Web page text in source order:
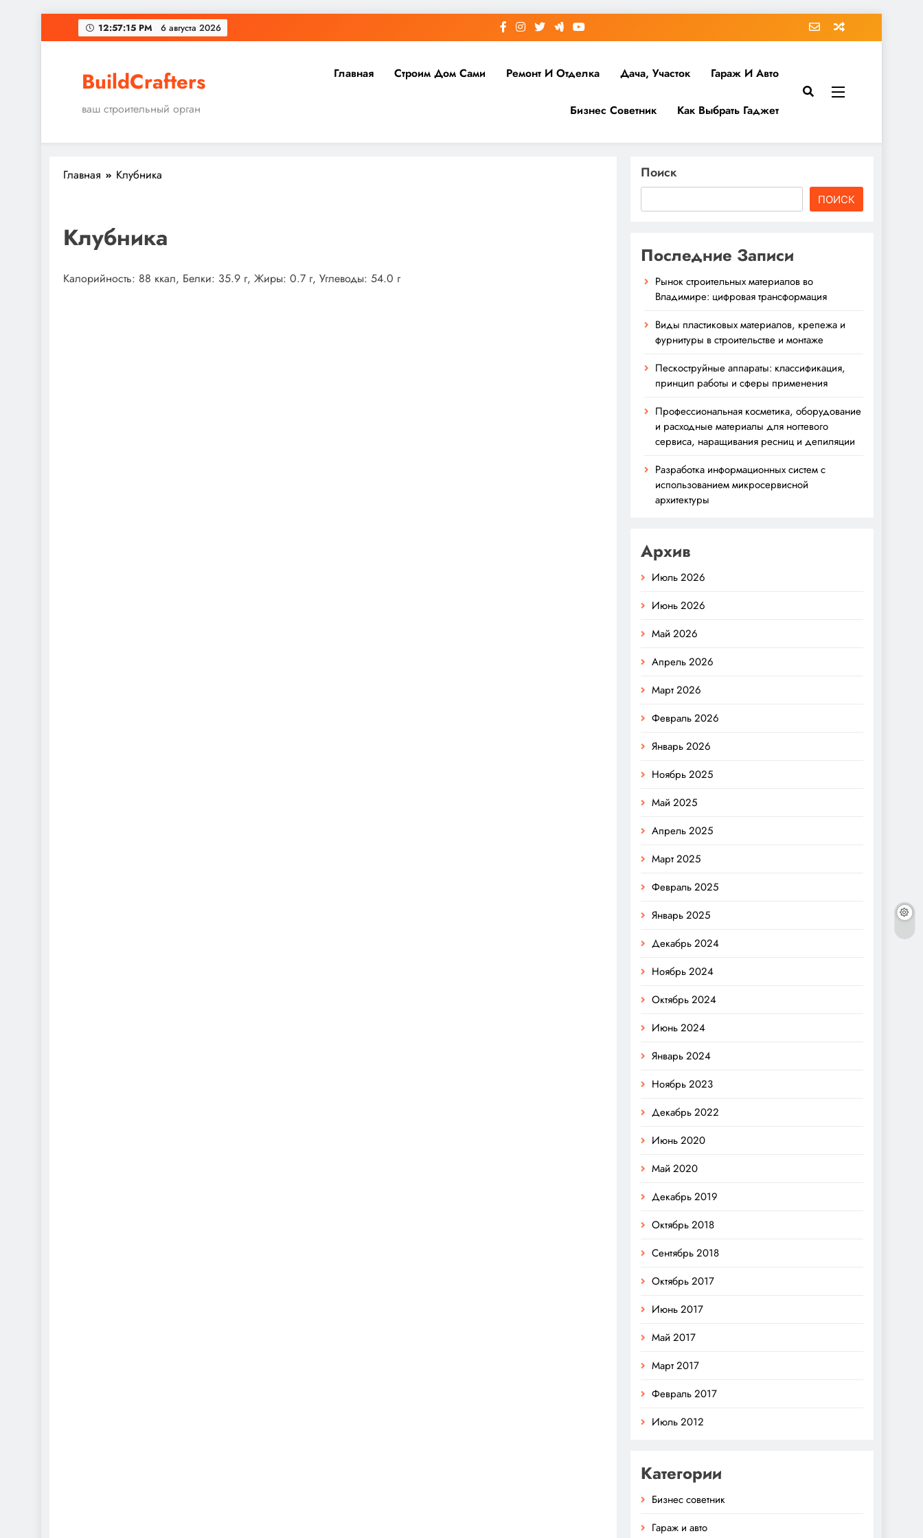
Перейти
к
12:57:15 PM 6 августа 2026
BuildCrafters
ваш строительный орган
Главная Строим Дом Сами Ремонт И Отделка Дача, Участок Гараж И Авто
Бизнес Советник Как Выбрать Гаджет
Главная Клубника
Клубника
Калорийность: 88 ккал, Белки: 35.9 г, Жиры: 0.7 г, Углеводы: 54.0 г
Поиск
ПОИСК
Последние Записи
Рынок строительных материалов во
Владимире: цифровая трансформация
Виды пластиковых материалов, крепежа и
фурнитуры в строительстве и монтаже
Пескоструйные аппараты: классификация,
принцип работы и сферы применения
Профессиональная косметика, оборудование
и расходные материалы для ногтевого
сервиса, наращивания ресниц и депиляции
Разработка информационных систем с
использованием микросервисной
архитектуры
Архив
Июль 2026
Июнь 2026
Май 2026
Апрель 2026
Март 2026
Февраль 2026
Январь 2026
Ноябрь 2025
Май 2025
Апрель 2025
Март 2025
Февраль 2025
Январь 2025
Декабрь 2024
Ноябрь 2024
Октябрь 2024
Июнь 2024
Январь 2024
Ноябрь 2023
Декабрь 2022
Июнь 2020
Май 2020
Декабрь 2019
Октябрь 2018
Сентябрь 2018
Октябрь 2017
Июнь 2017
Май 2017
Март 2017
Февраль 2017
Июль 2012
Категории
Бизнес советник
Гараж и авто